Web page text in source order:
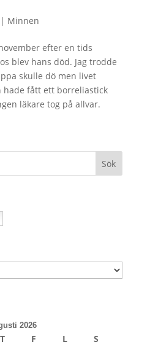
Minnen
efter en tids
blev hans död. Jag trodde
skulle dö men livet
hade fått ett borreliastick
läkare tog på allvar.
Sök
2026
T F L
S